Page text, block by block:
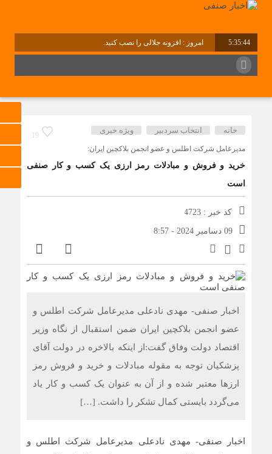
5:35:44 امروز : افزونه جلالی را نصب کنید.
19
خانه انتخاب سردبیر ویژه خبری
مدیرعامل شرکت اطلس و عضو انجمن بلاکچین ایران:
خرید و فروش و مبادلات رمز ارزی یک کسب و کار صنفی
است
کد خبر : 4723
09 دسامبر 2024 - 8:57
اخبار صنفی- مهدی نادعلی مدیرعامل شرکت اطلس و
عضو انجمن بلاکچین ایران ضمن استقبال از نگاه وزیر
اقتصاد دولت وفاق گفت:از اینکه بالاخره در دولت آقای
پزشکیان توجه به مقوله مبادلات و خرید و فروش رمز
ارزها معتبر شده و از آن به عنوان یک کسب و کار یاد
می‌گردد بایستی کمال تشکر را داشت. […]
اخبار صنفی- مهدی نادعلی مدیرعامل شرکت اطلس و